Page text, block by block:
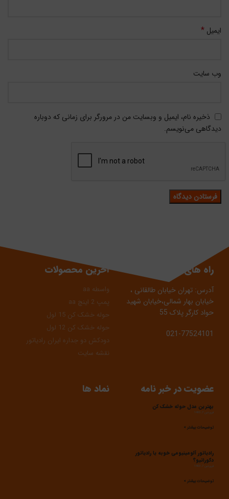
ایمیل *
وب‌ سایت
ذخیره نام، ایمیل و وبسایت من در مرورگر برای زمانی که دوباره
دیدگاهی می‌نویسم.
راه های ارتباطی
آدرس: تهران خیابان طالقانی ،
خیابان بهار شمالی،خیابان شهید
حواد کارگر پلاک 55
021-77524101
آخرین محصولات
واسطه aa
پمپ 2 اینچ aa
حوله خشک کن 15 لول
حوله خشک کن 12 لول
دودکش دو جداره ایران رادیاتور
نقشه سایت
عضویت در خبر نامه
بهترین مدل حوله خشک کن
فروردین 7, 1403
توضیحات بیشتر »
رادیاتور آلومینیومی خوبه یا رادیاتور
دکوراتیو؟
فروردین 7, 1403
توضیحات بیشتر »
نماد ها